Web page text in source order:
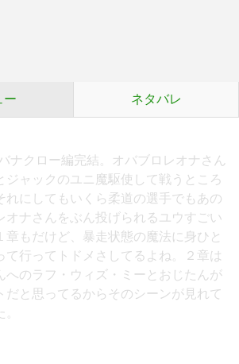
ー ネタバレ
ナクロー編完結。オバブロレオナさん
ジャックのユニ魔駆使して戦うところ
れにしてもいくら柔道の選手でもあの
オナさんをぶん投げられるユウすごい
章もだけど、暴走状態の魔法に身ひと
て行ってトドメさしてるよね。２章は
へのラフ・ウィズ・ミーとおじたんが
だと思ってるからそのシーンが見れて